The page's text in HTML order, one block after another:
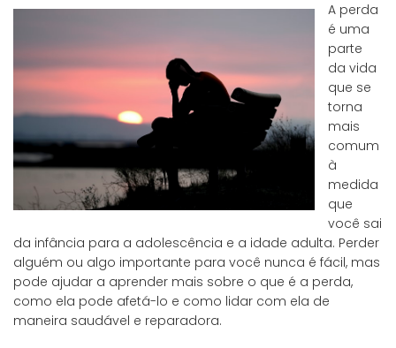
A perda
é uma
parte
da vida
que se
torna
mais
comum
à
medida
que
você sai
da infância para a adolescência e a idade adulta. Perder
alguém ou algo importante para você nunca é fácil, mas
pode ajudar a aprender mais sobre o que é a perda,
como ela pode afetá-lo e como lidar com ela de
maneira saudável e reparadora.